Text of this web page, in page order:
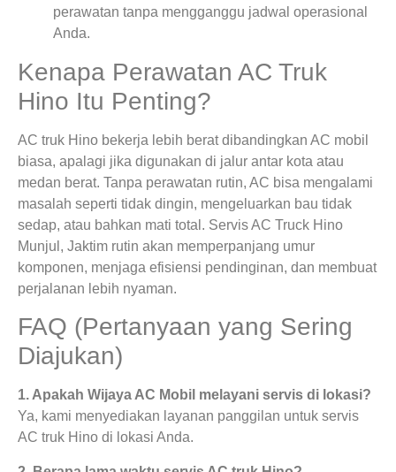
perawatan tanpa mengganggu jadwal operasional
Anda.
Kenapa Perawatan AC Truk
Hino Itu Penting?
AC truk Hino bekerja lebih berat dibandingkan AC mobil
biasa, apalagi jika digunakan di jalur antar kota atau
medan berat. Tanpa perawatan rutin, AC bisa mengalami
masalah seperti tidak dingin, mengeluarkan bau tidak
sedap, atau bahkan mati total. Servis AC Truck Hino
Munjul, Jaktim rutin akan memperpanjang umur
komponen, menjaga efisiensi pendinginan, dan membuat
perjalanan lebih nyaman.
FAQ (Pertanyaan yang Sering
Diajukan)
1. Apakah Wijaya AC Mobil melayani servis di lokasi?
Ya, kami menyediakan layanan panggilan untuk servis
AC truk Hino di lokasi Anda.